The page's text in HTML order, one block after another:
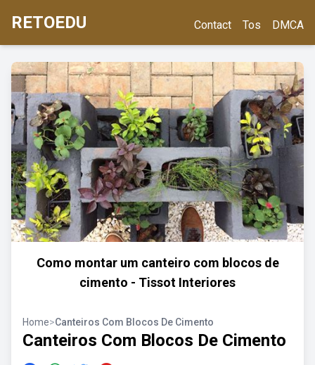
RETOEDU Contact Tos DMCA
Como montar um canteiro com blocos de
cimento - Tissot Interiores
Home>Canteiros Com Blocos De Cimento
Canteiros Com Blocos De Cimento